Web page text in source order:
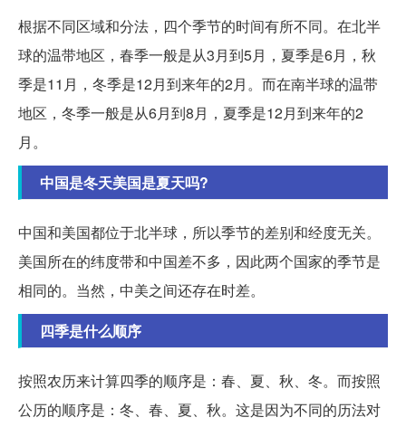
根据不同区域和分法，四个季节的时间有所不同。在北半
球的温带地区，春季一般是从3月到5月，夏季是6月，秋
季是11月，冬季是12月到来年的2月。而在南半球的温带
地区，冬季一般是从6月到8月，夏季是12月到来年的2
月。
中国是冬天美国是夏天吗?
中国和美国都位于北半球，所以季节的差别和经度无关。
美国所在的纬度带和中国差不多，因此两个国家的季节是
相同的。当然，中美之间还存在时差。
四季是什么顺序
按照农历来计算四季的顺序是：春、夏、秋、冬。而按照
公历的顺序是：冬、春、夏、秋。这是因为不同的历法对